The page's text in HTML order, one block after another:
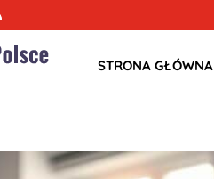
STRONA GŁÓWNA